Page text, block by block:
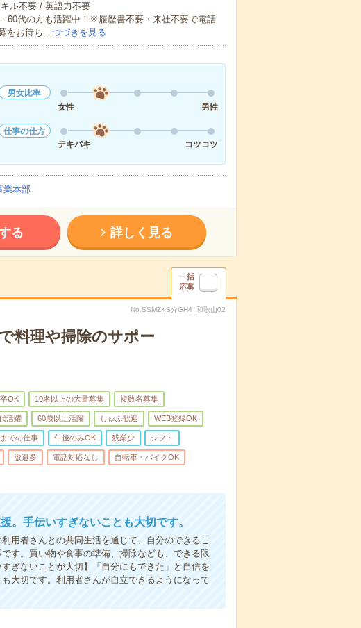
ル不要 / 英語力不要
代の方も活躍中！※履歴書不要・来社不要で電話
をお待ち…つづきを見る
男女比率
女性
男性
仕事の仕方
テキパキ
コツコツ
業本部
る 詳しく見る
一括
応募
No.SSMZKS介GH4_和歌山02
料理や掃除のサポー
OK 10名以上の大量募集 複数名募集
活躍 60歳以上活躍 しゅふ歓迎 WEB登録OK
での仕事 午後のみOK 残業少 シフト
派遣多 電話対応なし 自転車・バイクOK
。手伝いすぎないことも大切です。
用者さんとの共同生活を通じて、自分のできるこ
す。買い物や食事の準備、掃除なども、できる限
ぎないことが大切】「自分にもできた」と自信を
大切です。利用者さんが自立できるようになって